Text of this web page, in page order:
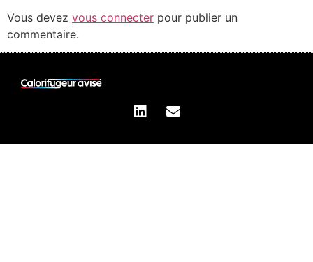
Vous devez vous connecter pour publier un
commentaire.